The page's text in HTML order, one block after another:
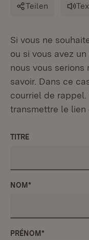
Teilen
Si vous ne
ou si vous avez
nous vous serions
savoir. Dans ce
courriel de
transmettre le lien
TITRE
NOM *
PRÉNOM *